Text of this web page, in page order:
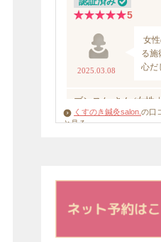
くすのき鍼灸salon. の口
と見る